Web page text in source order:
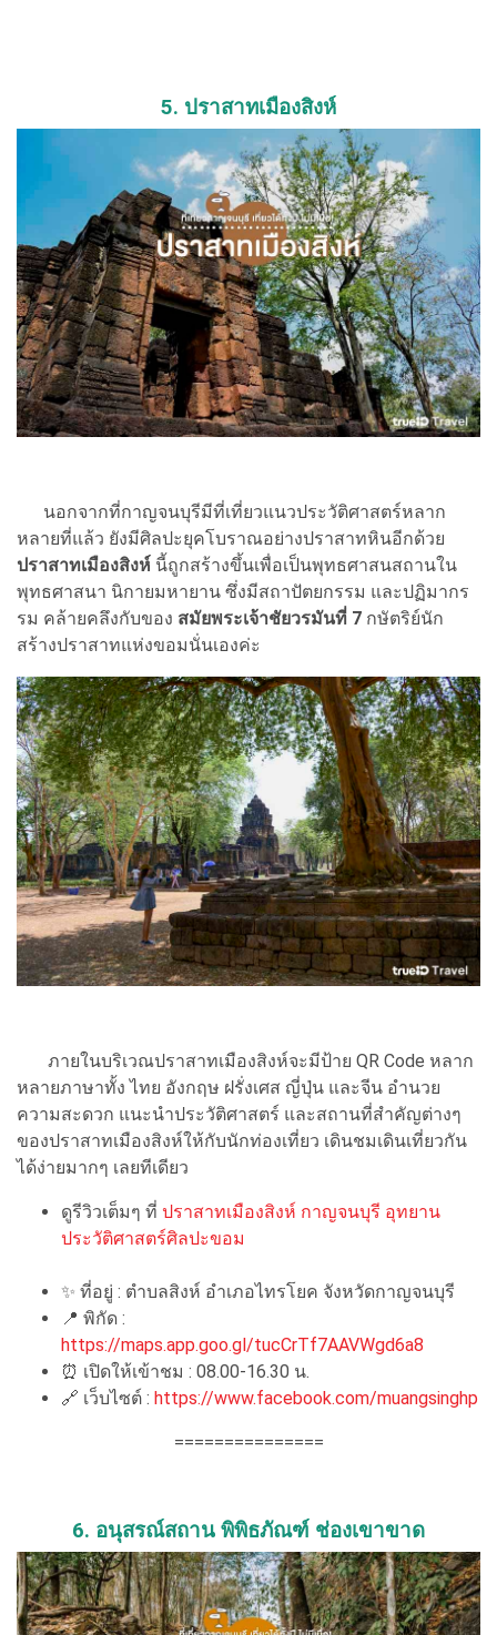
5. ปราสาทเมืองสิงห์
นอกจากที่กาญจนบุรีมีที่เที่ยวแนวประวัติศาสตร์หลาก
หลายที่แล้ว ยังมีศิลปะยุคโบราณอย่างปราสาทหินอีกด้วย
ปราสาทเมืองสิงห์ นี้ถูกสร้างขึ้นเพื่อเป็นพุทธศาสนสถานใน
พุทธศาสนา นิกายมหายาน ซึ่งมีสถาปัตยกรรม และปฏิมากร
รม คล้ายคลึงกับของ สมัยพระเจ้าชัยวรมันที่ 7 กษัตริย์นัก
สร้างปราสาทแห่งขอมนั่นเองค่ะ
ภายในบริเวณปราสาทเมืองสิงห์จะมีป้าย QR Code หลาก
หลายภาษาทั้ง ไทย อังกฤษ ฝรั่งเศส ญี่ปุ่น และจีน อำนวย
ความสะดวก แนะนำประวัติศาสตร์ และสถานที่สำคัญต่างๆ
ของปราสาทเมืองสิงห์ให้กับนักท่องเที่ยว เดินชมเดินเที่ยวกัน
ได้ง่ายมากๆ เลยทีเดียว
ดูรีวิวเต็มๆ ที่ ปราสาทเมืองสิงห์ กาญจนบุรี อุทยาน
ประวัติศาสตร์ศิลปะขอม
✨ ที่อยู่ : ตำบลสิงห์ อำเภอไทรโยค จังหวัดกาญจนบุรี
📍 พิกัด :
https://maps.app.goo.gl/tucCrTf7AAVWgd6a8
⏰ เปิดให้เข้าชม : 08.00-16.30 น.
🔗 เว็บไซต์ : https://www.facebook.com/muangsinghp
===============
6. อนุสรณ์สถาน พิพิธภัณฑ์ ช่องเขาขาด